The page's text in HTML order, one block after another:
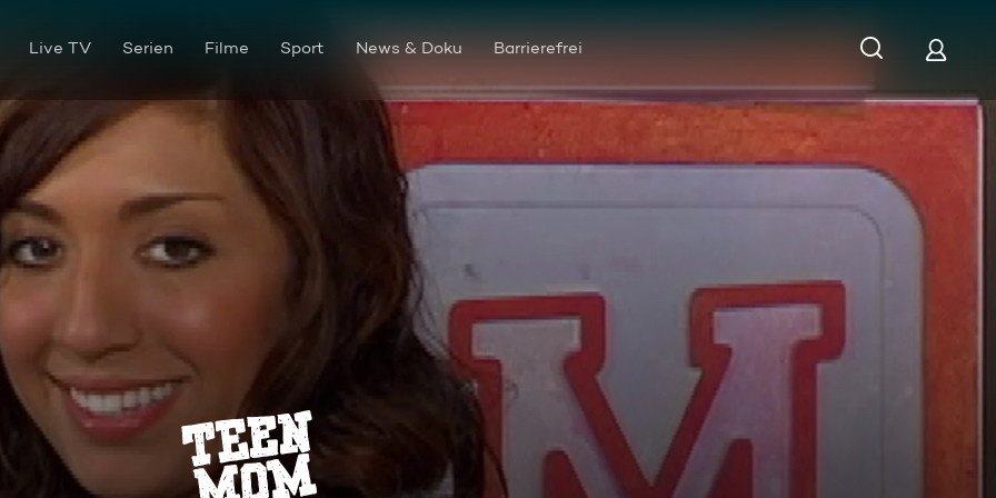
Live TV Serien Filme Sport News & Doku Barrierefrei
Babygebrabbel